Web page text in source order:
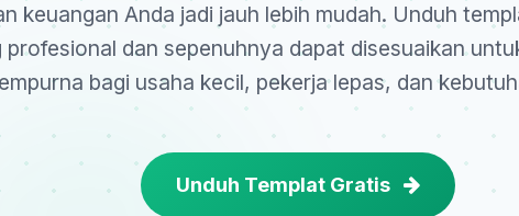
keuangan Anda jadi jauh lebih mudah. Unduh
profesional dan sepenuhnya dapat disesuaikan
bagi usaha kecil, pekerja lepas, dan
Unduh Templat Gratis